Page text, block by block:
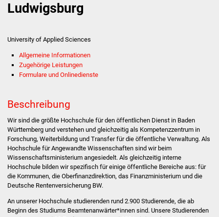
Stellenangebote
Kontakt
Ortsrecht
Ludwigsburg
University of Applied Sciences
Allgemeine Informationen
Zugehörige Leistungen
Formulare und Onlinedienste
Beschreibung
Wir sind die größte Hochschule für den öffentlichen Dienst in Baden
Württemberg und verstehen und gleichzeitig als Kompetenzzentrum in
Forschung, Weiterbildung und Transfer für die öffentliche Verwaltung. Als
Hochschule für Angewandte Wissenschaften sind wir beim
Wissenschaftsministerium angesiedelt. Als gleichzeitig interne
Hochschule bilden wir spezifisch für einige öffentliche Bereiche aus: für
die Kommunen, die Oberfinanzdirektion, das Finanzministerium und die
Deutsche Rentenversicherung BW.
An unserer Hochschule studierenden rund 2.900 Studierende, die ab
Beginn des Studiums Beamtenanwärter*innen sind. Unsere Studierenden